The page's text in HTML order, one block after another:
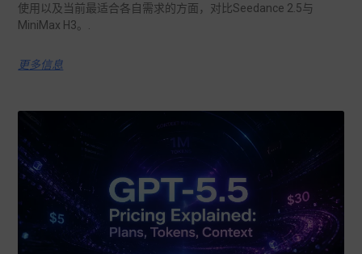
使用以及当前最适合各自需求的方面，对比Seedance 2.5与
MiniMax H3。.
更多信息